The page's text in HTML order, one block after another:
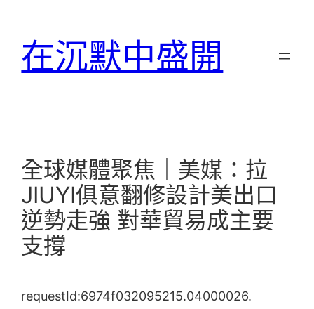
在沉默中盛開
全球媒體聚焦｜美媒：拉
JIUYI俱意翻修設計美出口
逆勢走強 對華貿易成主要
支撐
requestId:6974f032095215.04000026.